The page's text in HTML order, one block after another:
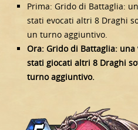
Prima: Grido di Battaglia:
stati evocati altri 8 Draghi
un turno aggiuntivo.
Ora: Grido di Battaglia:
stati giocati altri 8 Draghi
turno aggiuntivo.